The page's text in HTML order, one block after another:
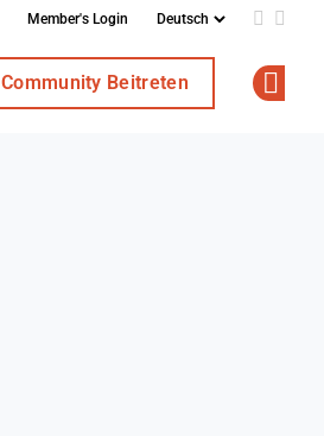
Member's Login Add us
Community Beitreten